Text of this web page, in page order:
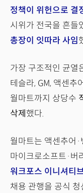
정책이 위헌으로 결
시위가 전국을 흔들
총장이 잇따라 사임
가장 구조적인 균열
테슬라, GM, 액센추
월마트까지 상당수
삭제 했다.
월마트는 액센추어
마이크로소프트·버
워크포스 이니셔티
채용 관행을 공식